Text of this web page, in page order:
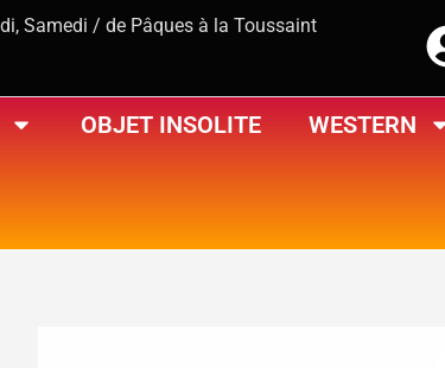
Samedi / de Pâques à la Toussaint
OBJET INSOLITE
WESTERN